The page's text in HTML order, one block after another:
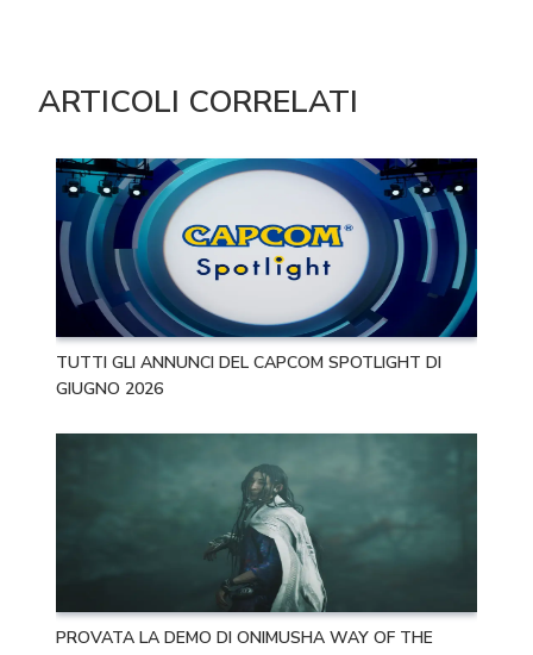
ARTICOLI CORRELATI
TUTTI GLI ANNUNCI DEL CAPCOM SPOTLIGHT DI
GIUGNO 2026
PROVATA LA DEMO DI ONIMUSHA WAY OF THE